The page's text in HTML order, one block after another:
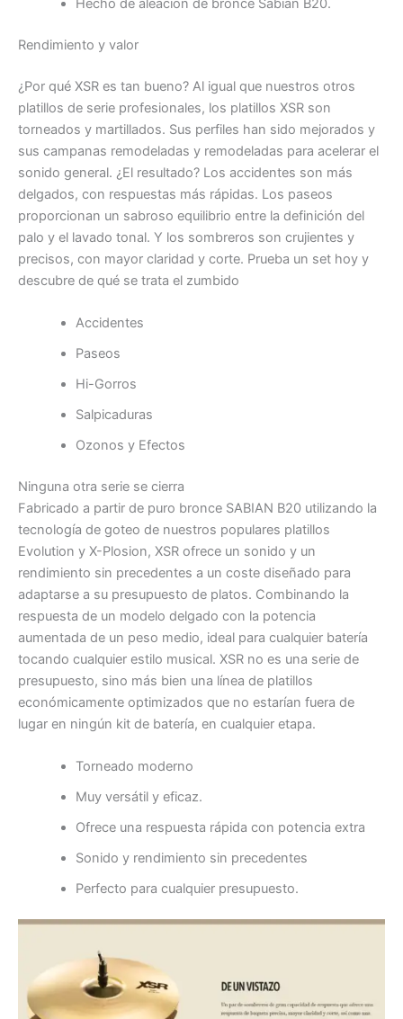
Hecho de aleación de bronce Sabian B20.
Rendimiento y valor
¿Por qué XSR es tan bueno? Al igual que nuestros otros
platillos de serie profesionales, los platillos XSR son
torneados y martillados. Sus perfiles han sido mejorados y
sus campanas remodeladas y remodeladas para acelerar el
sonido general. ¿El resultado? Los accidentes son más
delgados, con respuestas más rápidas. Los paseos
proporcionan un sabroso equilibrio entre la definición del
palo y el lavado tonal. Y los sombreros son crujientes y
precisos, con mayor claridad y corte. Prueba un set hoy y
descubre de qué se trata el zumbido
Accidentes
Paseos
Hi-Gorros
Salpicaduras
Ozonos y Efectos
Ninguna otra serie se cierra
Fabricado a partir de puro bronce SABIAN B20 utilizando la
tecnología de goteo de nuestros populares platillos
Evolution y X-Plosion, XSR ofrece un sonido y un
rendimiento sin precedentes a un coste diseñado para
adaptarse a su presupuesto de platos. Combinando la
respuesta de un modelo delgado con la potencia
aumentada de un peso medio, ideal para cualquier batería
tocando cualquier estilo musical. XSR no es una serie de
presupuesto, sino más bien una línea de platillos
económicamente optimizados que no estarían fuera de
lugar en ningún kit de batería, en cualquier etapa.
Torneado moderno
Muy versátil y eficaz.
Ofrece una respuesta rápida con potencia extra
Sonido y rendimiento sin precedentes
Perfecto para cualquier presupuesto.